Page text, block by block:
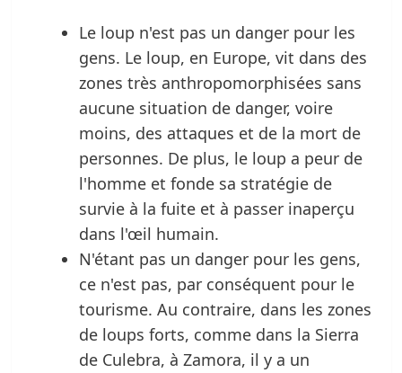
Le loup n'est pas un danger pour les
gens. Le loup, en Europe, vit dans des
zones très anthropomorphisées sans
aucune situation de danger, voire
moins, des attaques et de la mort de
personnes. De plus, le loup a peur de
l'homme et fonde sa stratégie de
survie à la fuite et à passer inaperçu
dans l'œil humain.
N'étant pas un danger pour les gens,
ce n'est pas, par conséquent pour le
tourisme. Au contraire, dans les zones
de loups forts, comme dans la Sierra
de Culebra, à Zamora, il y a un